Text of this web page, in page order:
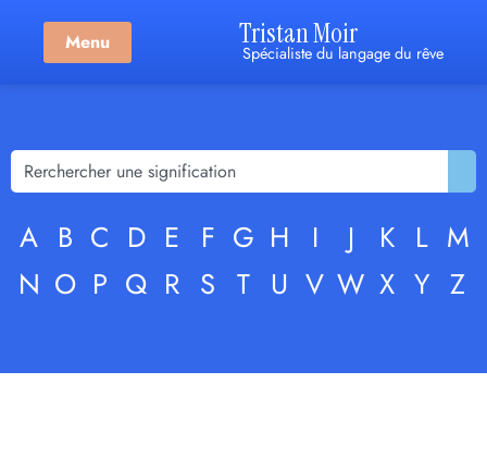
Menu Tristan Moir
Spécialiste du langage du rêve
A B C D E F G H I J K L M
N O P Q R S T U V W X Y Z